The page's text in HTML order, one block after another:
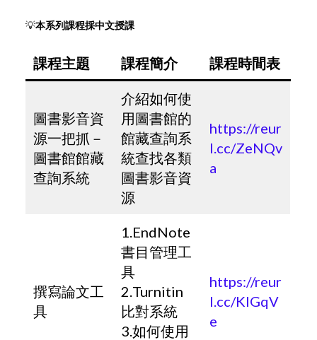
💡本系列課程採中文授課
課程主題 課程簡介 課程時間表
圖書影音資
源一把抓－
圖書館館藏
查詢系統
介紹如何使
用圖書館的
館藏查詢系
統查找各類
圖書影音資
源
https://reur
l.cc/ZeNQv
a
撰寫論文工
具
1.EndNote
書目管理工
具
2.Turnitin
比對系統
3.如何使用
https://reur
l.cc/KlGqV
e